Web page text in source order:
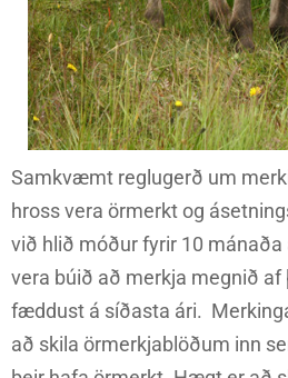
Samkvæmt reglugerð um
hross vera örmerkt og
við hlið móður fyrir 10
vera búið að merkja megnið
fæddust á síðasta ári.
að skila örmerkjablöðum inn